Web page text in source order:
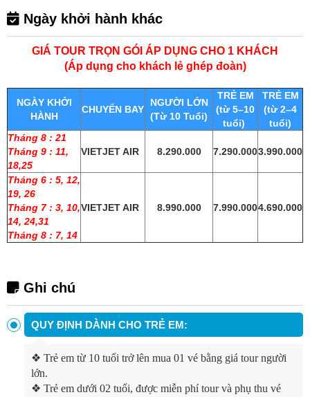
Ngày khởi hành khác
GIÁ TOUR TRỌN GÓI ÁP DỤNG CHO 1 KHÁCH
(Áp dụng cho khách lẻ ghép đoàn)
NGÀY KHỞI
HÀNH
CHUYẾN BAY
NGƯỜI LỚN
(Từ 10 Tuổi)
TRẺ EM
(từ 5–10
tuổi)
TRẺ EM
(từ 2–4
tuổi)
Tháng 8 : 21
Tháng 9 : 11,
18,25
VIETJET AIR 8.290.000 7.290.0003.990.000
Tháng 6 : 5, 12,
19, 26
Tháng 7 : 3, 10,
14, 24,31
Tháng 8 : 7, 14
VIETJET AIR 8.990.000 7.990.0004.690.000
Ghi chú
QUY ĐỊNH DÀNH CHO TRẺ EM:
❖ Trẻ em từ 10 tuổi trở lên mua 01 vé bằng giá tour người
lớn.
❖ Trẻ em dưới 02 tuổi, được miễn phí tour và phụ thu vé